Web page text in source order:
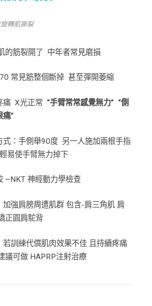
轉肌撕裂
的筋裂開了 中年者常見磨損
常見筋整個斷掉 甚至彈開萎縮
痛 X光正常 “手臂常常感覺無力” “側
痛”
式：手側舉90度 另一人施加兩根手指
易使手臂無力掉下
–NKT 神經動力學檢查
加強肩膀周遭肌群 包含-肩三角肌 肩
正圓肩駝背
若訓練代償肌肉效果不佳 且持續疼痛
議可做 HAPRP注射治療